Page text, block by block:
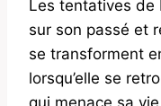
Les tentatives de
sur son passé et
se transforment
lorsqu’elle se